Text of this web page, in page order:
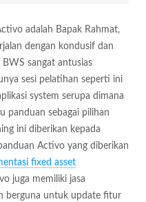
adalah Bapak Rahmat,
dengan kondusif dan
BWS sangat antusias
sesi pelatihan seperti ini
system serupa dimana
panduan sebagai pilihan
ini diberikan kepada
Activo yang diberikan
fixed asset
juga memiliki jasa
berguna untuk update fitur